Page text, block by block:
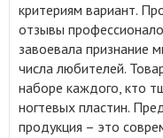
критериям вариант.
отзывы
завоевала признание
числа любителей.
наборе каждого, кто
ногтевых пластин.
продукция – это